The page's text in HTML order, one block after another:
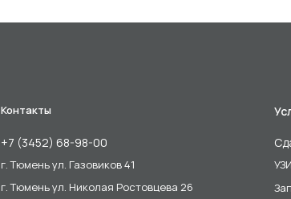
Контакты
УЗИ
+7 (3452) 68-98-00
г. Тюмень ул. Газовиков 41
г. Тюмень ул. Николая Ростовцева 26